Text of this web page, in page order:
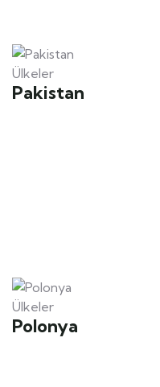
Ülkeler
Pakistan
Ülkeler
Polonya